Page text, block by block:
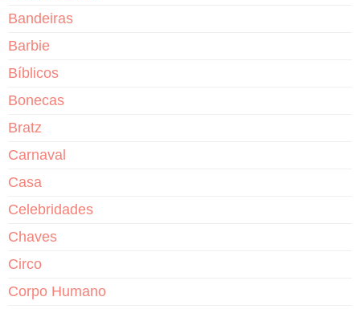
Bandeiras
Barbie
Bíblicos
Bonecas
Bratz
Carnaval
Casa
Celebridades
Chaves
Circo
Corpo Humano